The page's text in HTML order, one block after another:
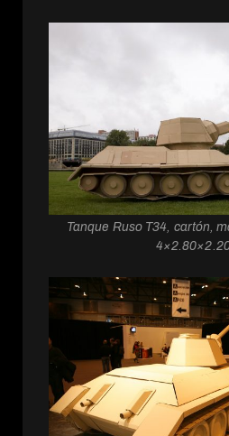
Tanque Ruso T34, cartón,
4×2.80×2.20